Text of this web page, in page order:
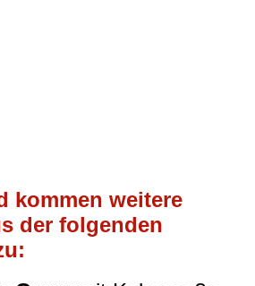
kommen weitere
der folgenden